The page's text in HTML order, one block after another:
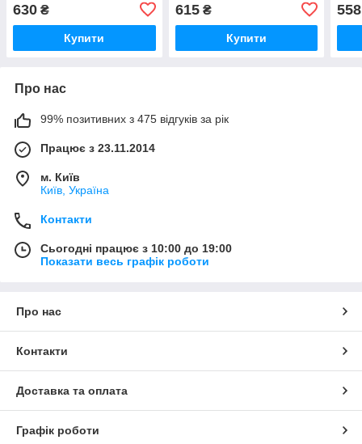
630 ₴
Купити
615₴
Купити
558
Про нас
99% позитивних з 475 відгуків за рік
Працює з 23.11.2014
м. Київ
Київ, Україна
Контакти
Сьогодні працює з 10:00 до 19:00
Показати весь графік роботи
Про нас
Контакти
Доставка та оплата
Графік роботи